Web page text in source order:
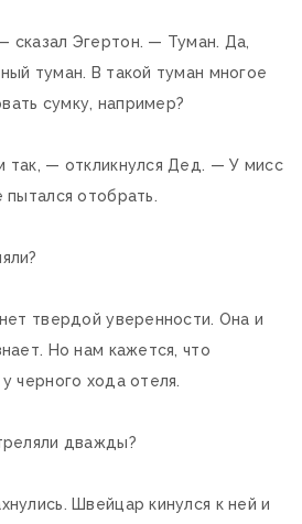
Эгертон. — Туман. Да,
туман. В такой туман многое
сумку, например?
так, — откликнулся Дед. — У мисс
пытался отобрать.
твердой уверенности. Она и
Но нам кажется, что
черного хода отеля.
дважды?
Швейцар кинулся к ней и